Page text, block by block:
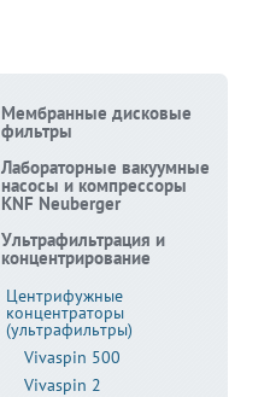
Мембранные дисковые
фильтры
Лабораторные вакуумные
насосы и компрессоры
KNF Neuberger
Ультрафильтрация и
концентрирование
Центрифужные
концентраторы
(ультрафильтры)
Vivaspin 500
Vivaspin 2